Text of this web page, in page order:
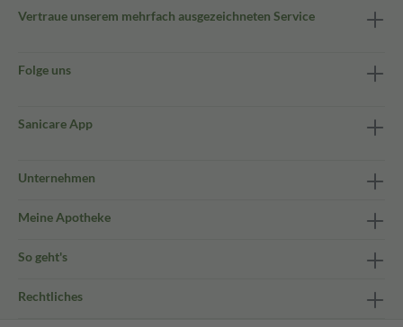
Vertraue unserem mehrfach ausgezeichneten Service
Folge uns
Sanicare App
Unternehmen
Meine Apotheke
So geht's
Rechtliches